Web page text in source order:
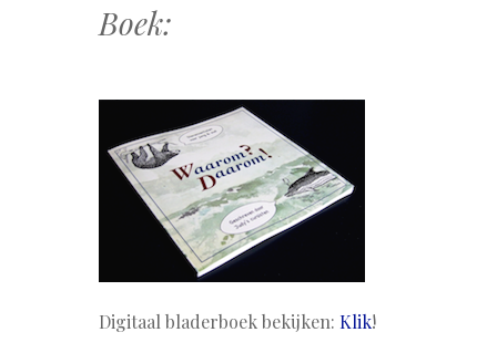
Boek:
Digitaal bladerboek bekijken: Klik!